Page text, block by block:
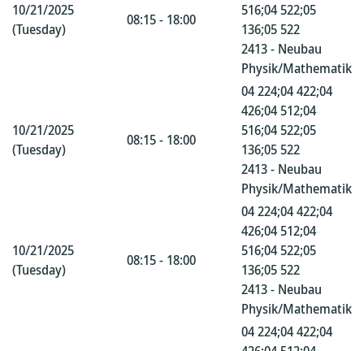
10/21/2025
(Tuesday)
08:15 - 18:00
516;04 522;05
136;05 522
2413 - Neubau
Physik/Mathematik
10/21/2025
(Tuesday)
08:15 - 18:00
04 224;04 422;04
426;04 512;04
516;04 522;05
136;05 522
2413 - Neubau
Physik/Mathematik
10/21/2025
(Tuesday)
08:15 - 18:00
04 224;04 422;04
426;04 512;04
516;04 522;05
136;05 522
2413 - Neubau
Physik/Mathematik
04 224;04 422;04